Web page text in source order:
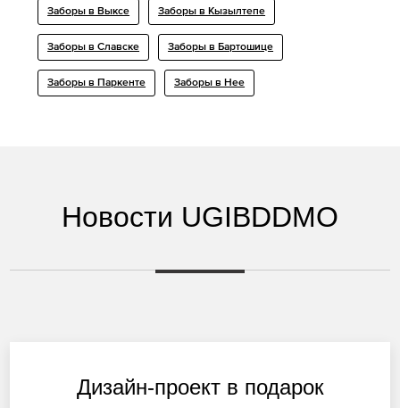
Заборы в Выксе Заборы в Кызылтепе
Заборы в Славске Заборы в Бартошице
Заборы в Паркенте Заборы в Нее
Новости UGIBDDMO
Дизайн-проект в подарок